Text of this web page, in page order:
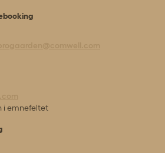
i emnefeltet